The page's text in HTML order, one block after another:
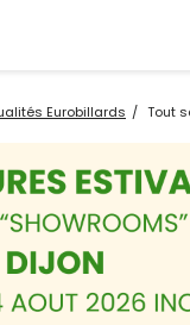
Eurobillards Tout